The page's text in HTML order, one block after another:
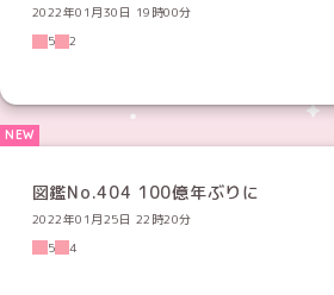
2022年01月30日 19時00分
5
2
図鑑No.404 100億年ぶりに
2022年01月25日 22時20分
5
4